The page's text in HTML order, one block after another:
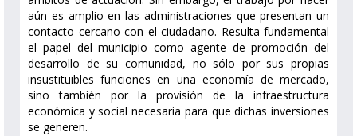
aún es amplio en las administraciones que presentan un
contacto cercano con el ciudadano. Resulta fundamental
el papel del municipio como agente de promoción del
desarrollo de su comunidad, no sólo por sus propias
insustituibles funciones en una economía de mercado,
sino también por la provisión de la infraestructura
económica y social necesaria para que dichas inversiones
se generen.